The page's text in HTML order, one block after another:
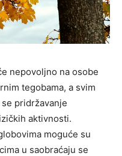
nepovolјno na osobe
tegobama, a svim
pridržavanje
aktivnosti.
moguće su
u saobraćaju se